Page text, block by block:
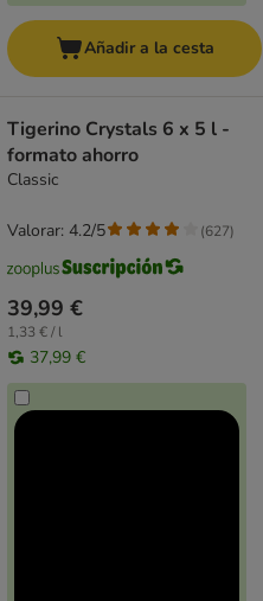
Añadir a la cesta
Tigerino Crystals 6 x 5 l -
formato ahorro
Classic
39,99 €
1,33 € / l
37,99 €
Valorar: 4.2/5 (627)